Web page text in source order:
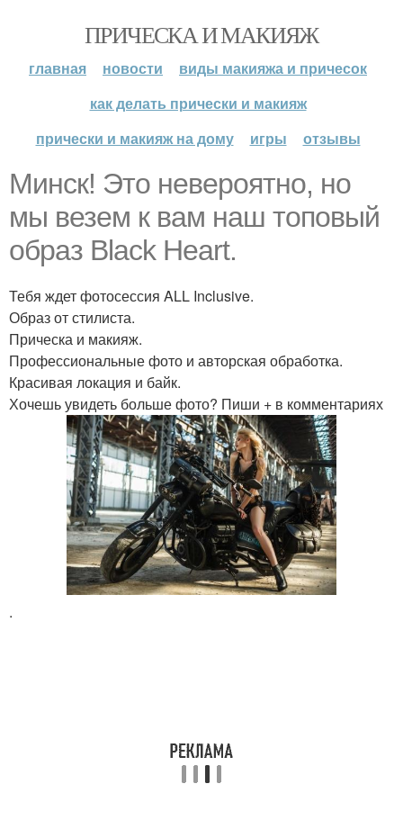
ПРИЧЕСКА И МАКИЯЖ
главная новости
виды макияжа и причесок
как делать прически и макияж
прически и макияж на дому
игры отзывы
Минск! Это невероятно, но
мы везем к вам наш топовый
образ Black Heart.
Тебя ждет фотосессия ALL Inclusive.
Образ от стилиста.
Прическа и макияж.
Профессиональные фото и авторская обработка.
Красивая локация и байк.
Хочешь увидеть больше фото? Пиши + в комментариях
.